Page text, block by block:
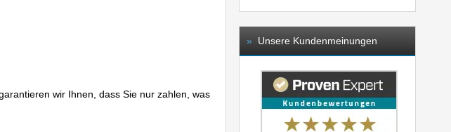
wir Ihnen, dass Sie nur zahlen, was
» Unsere Kundenmeinungen